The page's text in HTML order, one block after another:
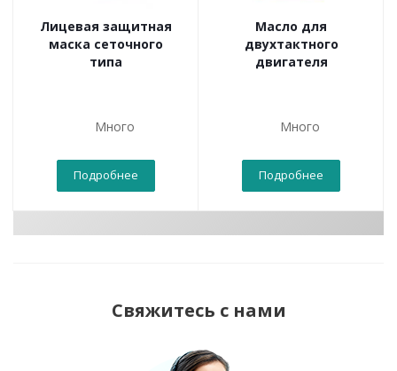
Лицевая защитная
маска сеточного
типа
Много
Подробнее
Масло для
двухтактного
двигателя
Много
Подробнее
Свяжитесь с нами